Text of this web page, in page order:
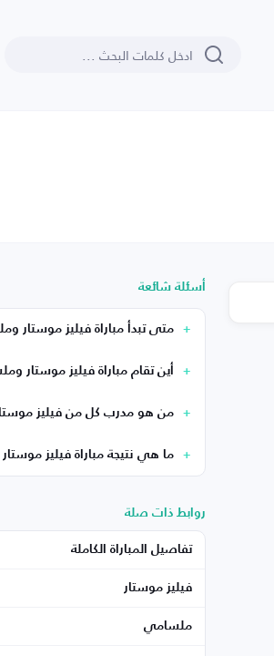
أسئلة شائعة
متى تبدأ مباراة فيليز موستار
أين تقام مباراة فيليز موستار
من هو مدرب كل من فيليز
ما هي نتيجة مباراة فيليز
روابط ذات صلة
تفاصيل المباراة الكاملة
فيليز موستار
ملسامي